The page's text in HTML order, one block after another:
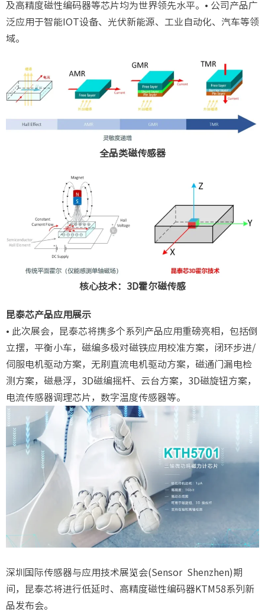
及高精度磁性编码器等芯片均为世界领先水平。• 公司产品广
泛应用于智能IOT设备、光伏新能源、工业自动化、汽车等领
域。
全品类磁传感器
核心技术：3D霍尔磁传感
昆泰芯产品应用展示
• 此次展会，昆泰芯将携多个系列产品应用重磅亮相，包括倒
立摆，平衡小车，磁编多极对磁铁应用校准方案，闭环步进/
伺服电机驱动方案，无刷直流电机驱动方案，磁通门漏电检
测方案，磁悬浮，3D磁编摇杆、云台方案，3D磁旋钮方案，
电流传感器调理芯片，数字温度传感器等。
深圳国际传感器与应用技术展览会(Sensor Shenzhen)期
间，昆泰芯将进行低延时、高精度磁性编码器KTM58系列新
品发布会。